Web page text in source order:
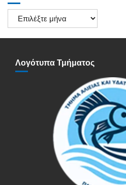
Ιστορικό
Ανακοινώσεων
Λογότυπα Τμήματος